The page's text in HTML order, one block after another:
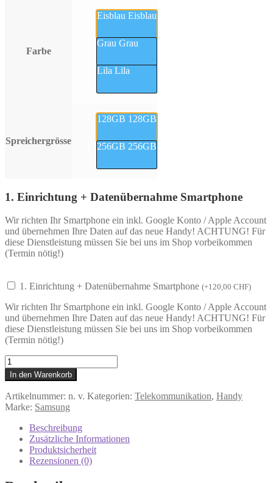
Farbe
Eisblau Eisblau
Grau Grau
Lila Lila
Spreichergrösse
128GB 128GB
256GB 256GB
1. Einrichtung + Datenübernahme Smartphone
Wir richten Ihr Smartphone ein inkl. Google Konto / Apple Account
und übernehmen Ihre Daten auf das neue Handy! ACHTUNG! Für
diese Dienstleistung müssen Sie bei uns im Shop vorbeikommen
(Termin nötig!)
1. Einrichtung + Datenübernahme Smartphone (+120,00 CHF)
Wir richten Ihr Smartphone ein inkl. Google Konto / Apple Account
und übernehmen Ihre Daten auf das neue Handy! ACHTUNG! Für
diese Dienstleistung müssen Sie bei uns im Shop vorbeikommen
(Termin nötig!)
Galaxy
A57
5G
A576
-
Mittelklasse
Android
Smartphone
Menge
In den Warenkorb
Artikelnummer: n. v. Kategorien: Telekommunikation, Handy
Marke: Samsung
Beschreibung
Zusätzliche Informationen
Produktsicherheit
Rezensionen (0)